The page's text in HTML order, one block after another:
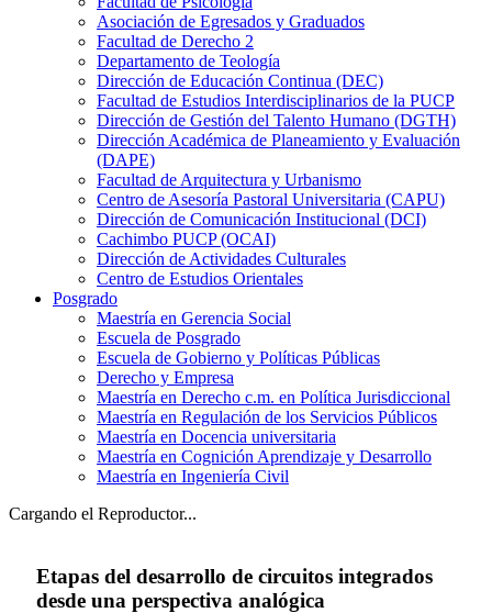
Asociación de Egresados y Graduados
Facultad de Derecho 2
Departamento de Teología
Dirección de Educación Continua (DEC)
Facultad de Estudios Interdisciplinarios de la PUCP
Dirección de Gestión del Talento Humano (DGTH)
Dirección Académica de Planeamiento y Evaluación
(DAPE)
Facultad de Arquitectura y Urbanismo
Centro de Asesoría Pastoral Universitaria (CAPU)
Dirección de Comunicación Institucional (DCI)
Cachimbo PUCP (OCAI)
Dirección de Actividades Culturales
Centro de Estudios Orientales
Posgrado
Maestría en Gerencia Social
Escuela de Posgrado
Escuela de Gobierno y Políticas Públicas
Derecho y Empresa
Maestría en Derecho c.m. en Política Jurisdiccional
Maestría en Regulación de los Servicios Públicos
Maestría en Docencia universitaria
Maestría en Cognición Aprendizaje y Desarrollo
Maestría en Ingeniería Civil
Cargando el Reproductor...
Etapas del desarrollo de circuitos integrados
desde una perspectiva analógica